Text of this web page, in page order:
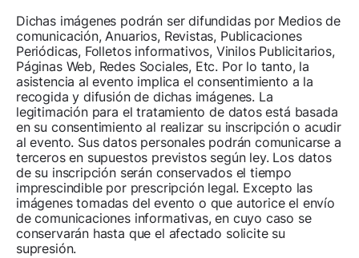
Dichas imágenes podrán ser difundidas por Medios de
comunicación, Anuarios, Revistas, Publicaciones
Periódicas, Folletos informativos, Vinilos Publicitarios,
Páginas Web, Redes Sociales, Etc. Por lo tanto, la
asistencia al evento implica el consentimiento a la
recogida y difusión de dichas imágenes. La
legitimación para el tratamiento de datos está basada
en su consentimiento al realizar su inscripción o acudir
al evento. Sus datos personales podrán comunicarse a
terceros en supuestos previstos según ley. Los datos
de su inscripción serán conservados el tiempo
imprescindible por prescripción legal. Excepto las
imágenes tomadas del evento o que autorice el envío
de comunicaciones informativas, en cuyo caso se
conservarán hasta que el afectado solicite su
supresión.